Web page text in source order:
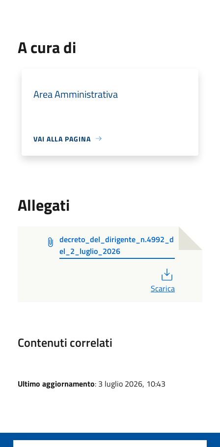
A cura di
Area Amministrativa
VAI ALLA PAGINA
Allegati
decreto_del_dirigente_n.4992_d
el_2_luglio_2026
Scarica
Contenuti correlati
Ultimo aggiornamento: 3 luglio 2026, 10:43